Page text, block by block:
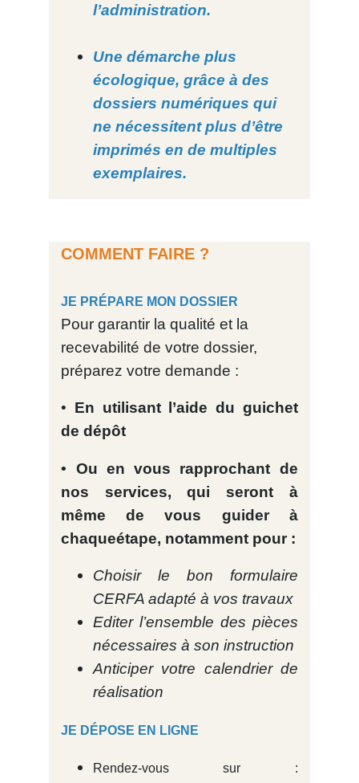
l’administration.
Une démarche plus
écologique, grâce à des
dossiers numériques qui
ne nécessitent plus d’être
imprimés en de multiples
exemplaires.
COMMENT FAIRE ?
JE PRÉPARE MON DOSSIER
Pour garantir la qualité et la
recevabilité de votre dossier,
préparez votre demande :
• En utilisant l’aide du guichet
de dépôt
• Ou en vous rapprochant de
nos services, qui seront à
même de vous guider à
chaqueétape, notamment pour :
Choisir le bon formulaire
CERFA adapté à vos travaux
Editer l’ensemble des pièces
nécessaires à son instruction
Anticiper votre calendrier de
réalisation
JE DÉPOSE EN LIGNE
Rendez-vous sur :